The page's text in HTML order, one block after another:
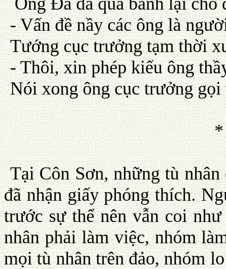
- Vấn đề nầy các ông là
Tướng cục trưởng tạm thời
- Thôi, xin phép kiếu ông
Nói xong ông cục trưởng
*
Tại Côn Sơn, những tù
đã nhận giấy phóng thích.
trước sự thể nên vẫn coi
nhân phải làm việc, nhóm
mọi tù nhân trên đảo, nhóm